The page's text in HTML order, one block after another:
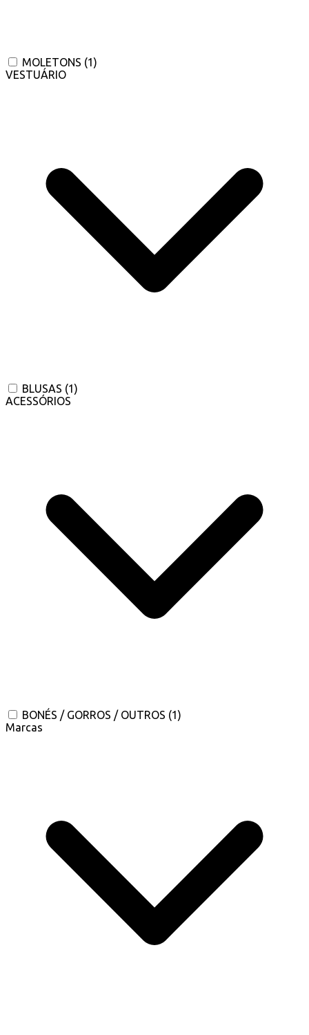
MOLETONS (1)
VESTUÁRIO
BLUSAS (1)
ACESSÓRIOS
BONÉS / GORROS / OUTROS (1)
Marcas